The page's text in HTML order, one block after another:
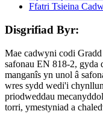
Disgrifiad Byr:
Mae cadwyni codi
safonau EN 818-2,
manganîs yn unol â
wres sydd wedi'i
priodweddau
torri, ymestyniad a